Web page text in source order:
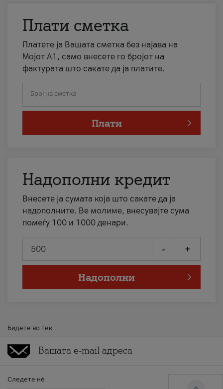
Плати сметка
Платете ја Вашата сметка без најава на
Мојот А1, само внесете го бројот на
фактурата што сакате да ја платите.
Број на сметка
Плати
Надополни кредит
Внесете ја сумата која што сакате да ја
надополните. Ве молиме, внесувајте сума
помеѓу 100 и 1000 денари.
- +
Надополни
Бидете во тек
Следете нè